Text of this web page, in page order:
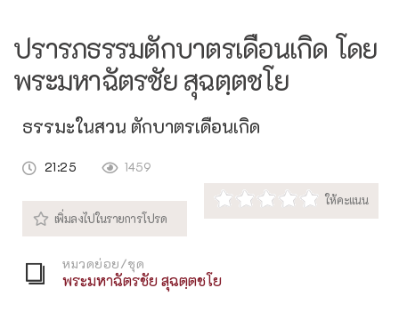
ปรารภธรรมตักบาตรเดือนเกิด โดย
พระมหาฉัตรชัย สุฉตฺตชโย
ธรรมะในสวน ตักบาตรเดือนเกิด
21:25 1459
หมวดย่อย/ชุด
พระมหาฉัตรชัย สุฉตฺตชโย